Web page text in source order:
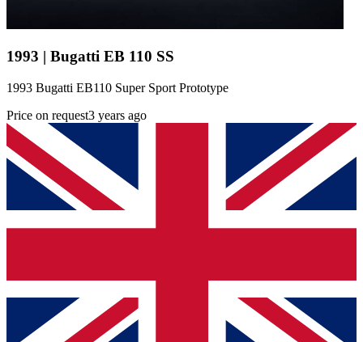
1993 | Bugatti EB 110 SS
1993 Bugatti EB110 Super Sport Prototype
Price on request3 years ago